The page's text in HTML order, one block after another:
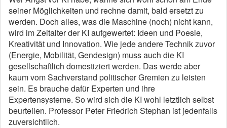
seiner Möglichkeiten und rechne damit, bald ersetzt zu
werden. Doch alles, was die Maschine (noch) nicht kann,
wird im Zeitalter der KI aufgewertet: Ideen und Poesie,
Kreativität und Innovation. Wie jede andere Technik zuvor
(Energie, Mobilität, Gendesign) muss auch die KI
gesellschaftlich domestiziert werden. Das werde aber
kaum vom Sachverstand politischer Gremien zu leisten
sein. Es brauche dafür Experten und ihre
Expertensysteme. So wird sich die KI wohl letztlich selbst
beurteilen. Professor Peter Friedrich Stephan ist jedenfalls
zuversichtlich.